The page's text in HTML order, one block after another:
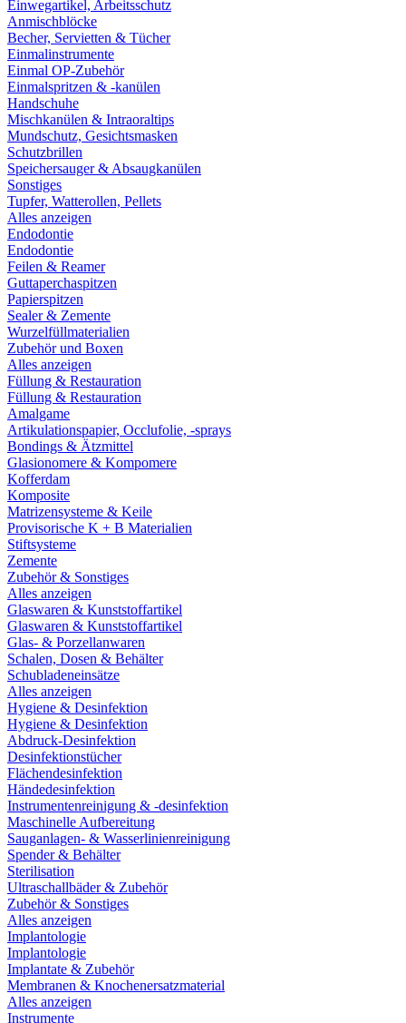
Einwegartikel, Arbeitsschutz
Anmischblöcke
Becher, Servietten & Tücher
Einmalinstrumente
Einmal OP-Zubehör
Einmalspritzen & -kanülen
Handschuhe
Mischkanülen & Intraoraltips
Mundschutz, Gesichtsmasken
Schutzbrillen
Speichersauger & Absaugkanülen
Sonstiges
Tupfer, Watterollen, Pellets
Alles anzeigen
Endodontie
Endodontie
Feilen & Reamer
Guttaperchaspitzen
Papierspitzen
Sealer & Zemente
Wurzelfüllmaterialien
Zubehör und Boxen
Alles anzeigen
Füllung & Restauration
Füllung & Restauration
Amalgame
Artikulationspapier, Occlufolie, -sprays
Bondings & Ätzmittel
Glasionomere & Kompomere
Kofferdam
Komposite
Matrizensysteme & Keile
Provisorische K + B Materialien
Stiftsysteme
Zemente
Zubehör & Sonstiges
Alles anzeigen
Glaswaren & Kunststoffartikel
Glaswaren & Kunststoffartikel
Glas- & Porzellanwaren
Schalen, Dosen & Behälter
Schubladeneinsätze
Alles anzeigen
Hygiene & Desinfektion
Hygiene & Desinfektion
Abdruck-Desinfektion
Desinfektionstücher
Flächendesinfektion
Händedesinfektion
Instrumentenreinigung & -desinfektion
Maschinelle Aufbereitung
Sauganlagen- & Wasserlinienreinigung
Spender & Behälter
Sterilisation
Ultraschallbäder & Zubehör
Zubehör & Sonstiges
Alles anzeigen
Implantologie
Implantologie
Implantate & Zubehör
Membranen & Knochenersatzmaterial
Alles anzeigen
Instrumente